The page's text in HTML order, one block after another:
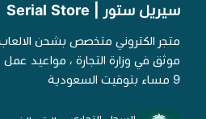
سيريل ستور | Serial Store
متجر الكتروني متخصص بشحن الالعاب
9 مساء بتوقيت السعودية